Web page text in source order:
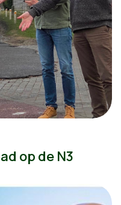
op de N3